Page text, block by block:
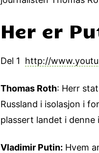
Her er
Del 1 http://
Thomas Roth: Herr
Russland i isolasjon i
plassert landet i denne
Vladimir Putin: Hvem